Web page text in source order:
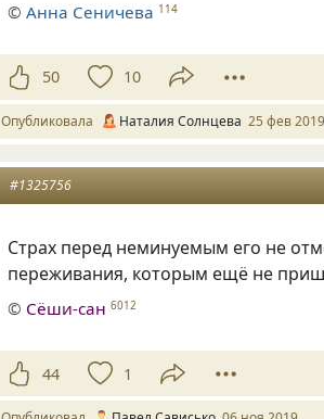
©Анна Сеничева 114
50 10
Опубликовала Наталия Солнцева 25 фев 2019
#1325756
Страх перед неминуемым его не
переживания, которым ещё не
© Сёши-сан 6012
44 1